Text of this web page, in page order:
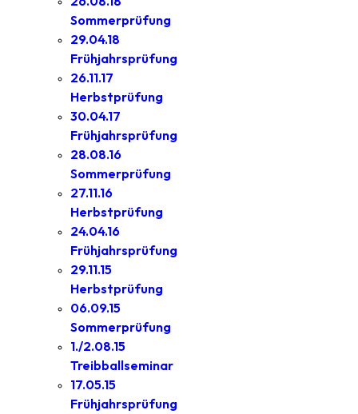
Sommerprüfung
29.04.18
Frühjahrsprüfung
26.11.17
Herbstprüfung
30.04.17
Frühjahrsprüfung
28.08.16
Sommerprüfung
27.11.16
Herbstprüfung
24.04.16
Frühjahrsprüfung
29.11.15
Herbstprüfung
06.09.15
Sommerprüfung
1./2.08.15
Treibballseminar
17.05.15
Frühjahrsprüfung